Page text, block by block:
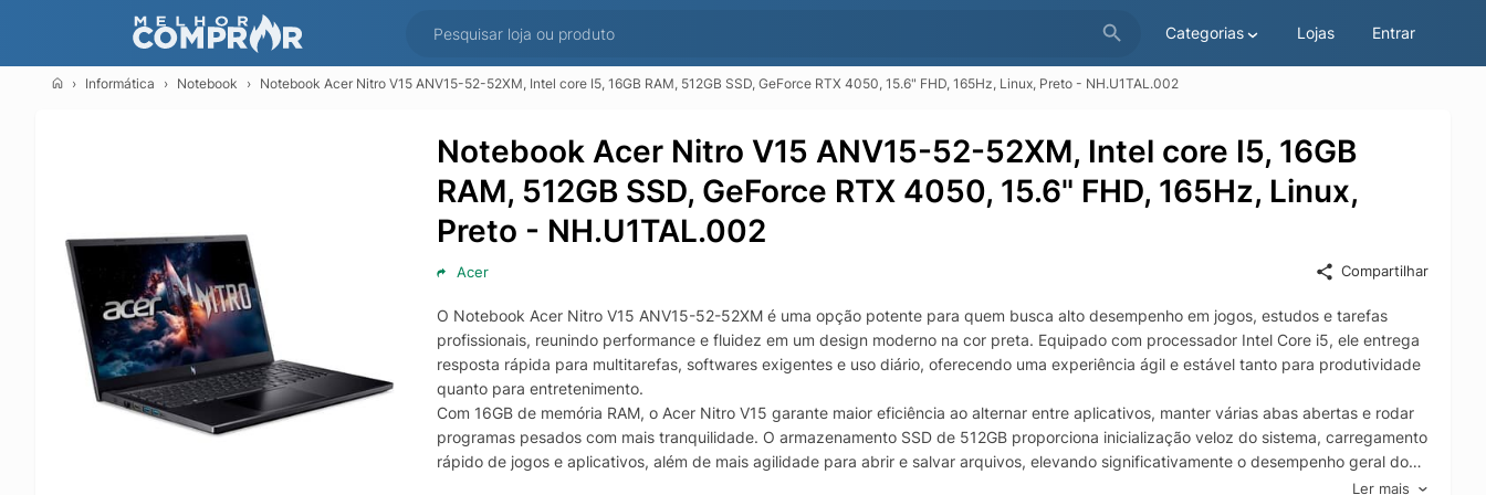
Categorias Lojas Entrar
Informática Notebook Notebook Acer Nitro V15 ANV15-52-52XM, Intel core I5, 16GB RAM, 512GB SSD, GeForce RTX 4050, 15.6" FHD, 165Hz, Linux, Preto - NH.U1TAL.002
Notebook Acer Nitro V15 ANV15-52-52XM, Intel core I5, 16GB
RAM, 512GB SSD, GeForce RTX 4050, 15.6" FHD, 165Hz, Linux,
Preto - NH.U1TAL.002
Acer Compartilhar
O Notebook Acer Nitro V15 ANV15-52-52XM é uma opção potente para quem busca alto desempenho em jogos, estudos e tarefas
profissionais, reunindo performance e fluidez em um design moderno na cor preta. Equipado com processador Intel Core i5, ele entrega
resposta rápida para multitarefas, softwares exigentes e uso diário, oferecendo uma experiência ágil e estável tanto para produtividade
quanto para entretenimento.
Com 16GB de memória RAM, o Acer Nitro V15 garante maior eficiência ao alternar entre aplicativos, manter várias abas abertas e rodar
programas pesados com mais tranquilidade. O armazenamento SSD de 512GB proporciona inicialização veloz do sistema, carregamento
rápido de jogos e aplicativos, além de mais agilidade para abrir e salvar arquivos, elevando significativamente o desempenho geral do
Ler mais